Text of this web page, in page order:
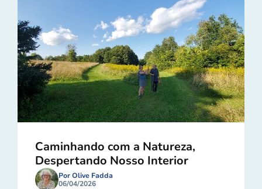
Caminhando com a Natureza,
Despertando Nosso Interior
Por Olive Fadda
06/04/2026